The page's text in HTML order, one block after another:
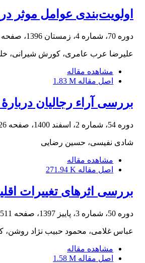
اولویت‌بندی عوامل موثر
دوره 70، شماره 4، زمستان 1396، صفحه
علیرضا عرب عامری، کورش شیرانی،
مشاهده مقاله
اصل مقاله 1.83 M
بررسی آراء رجالیان
دوره 54، شماره 2، اسفند 1400، صفحه
شادی نفیسی، حسین رضایی
مشاهده مقاله
اصل مقاله 271.94 K
بررسی اثرهای تغییرات
دوره 50، شماره 3، پاییز 1397، صفحه 511-529
عباس غلامی، محمود حبیب نژاد روشن،
مشاهده مقاله
اصل مقاله 1.58 M